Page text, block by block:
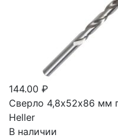
144.00 ₽
Сверло 4,8х52х86 мм
Heller
В наличии